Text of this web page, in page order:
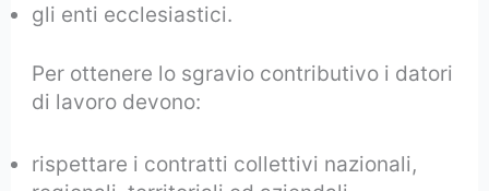
gli enti ecclesiastici.
Per ottenere lo sgravio contributivo i datori
di lavoro devono:
rispettare i contratti collettivi nazionali,